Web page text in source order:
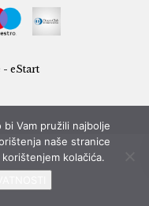
- eStart
Vam pružili najbolje
naše stranice
kolačića.